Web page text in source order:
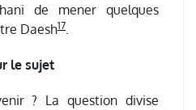
de mener quelques
Daesh17.
le sujet
? La question divise